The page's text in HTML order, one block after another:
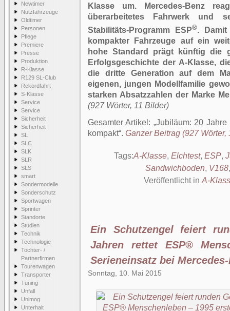
Newtimer
Nutzfahrzeuge
Oldtimer
Personen
Pflege
Premiere
Presse
Produktion
R-Klasse
R129 SL-Club
Rekordfahrt
S-Klasse
Service
Service
Sicherheit
Sicherheit
SL
SLC
SLK
SLR
SLS
smart
Sondermodelle
Sonderschutz
Sportwagen
Sprinter
Standorte
Studien
Technik
Technologie
Tochter- /
Partnerfirmen
Tourenwagen
Transporter
Tuning
Unfall
Unimog
Unterhalt
Klasse um. Mercedes-Benz
überarbeitetes Fahrwerk und
Stabilitäts-Programm ESP®.
kompakter Fahrzeuge auf ein
hohe Standard prägt künftig die
Erfolgsgeschichte der A-Klasse,
die dritte Generation auf dem
eigenen, jungen Modellfamilie
starken Absatzzahlen der Marke
(927 Wörter, 11 Bilder)
Gesamter Artikel:
Jubiläum: 20 Jahre
kompakt . Ganzer Beitrag (927 Wörter,
Tags:A-Klasse, Elchtest, ESP,
Sandwichboden, V168
Veröffentlicht in A-
Ein Schutzengel feiert
Jahren rettet ESP®
Serieneinsatz bei
Sonntag, 10. Mai 2015